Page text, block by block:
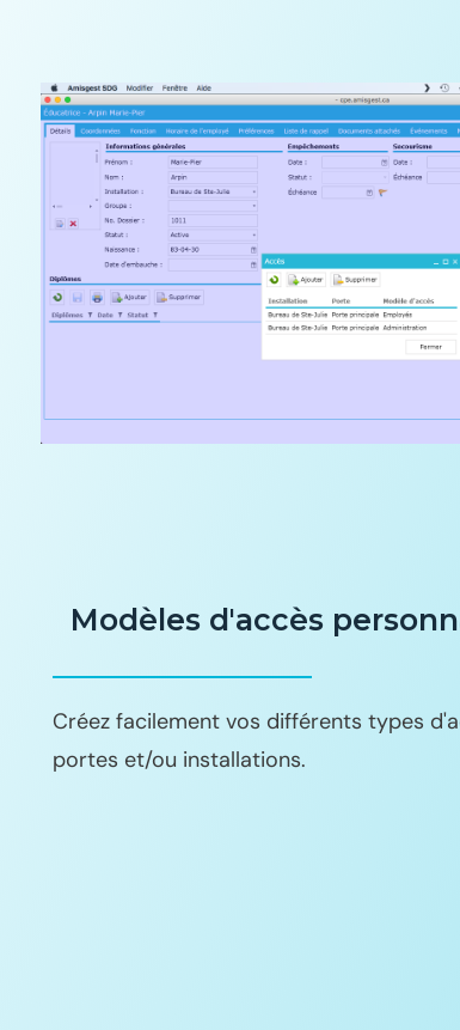
Modèles d'accès
Créez facilement vos différents types
portes et/ou installations.